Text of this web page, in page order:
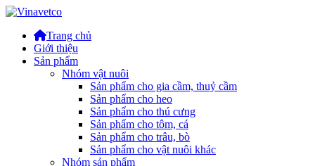
Trang chủ
Giới thiệu
Sản phẩm
Nhóm vật nuôi
Sản phẩm cho gia cầm, thuỷ cầm
Sản phẩm cho heo
Sản phẩm cho thú cưng
Sản phẩm cho tôm, cá
Sản phẩm cho trâu, bò
Sản phẩm cho vật nuôi khác
Nhóm sản phẩm